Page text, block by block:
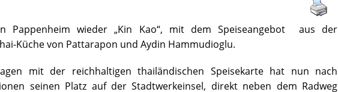
Pappenheim wieder „Kin Kao“, mit dem Speiseangebot aus der
Küche von Pattarapon und Aydin Hammudioglu.
mit der reichhaltigen thailändischen Speisekarte hat nun nach
seinen Platz auf der Stadtwerkeinsel, direkt neben dem Radweg